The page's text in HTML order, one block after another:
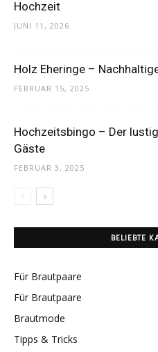
Hochzeit
JUNI 11, 2026
Holz Eheringe –
FEBRUAR 15, 2025
Hochzeitsbingo – Der
Gäste
FEBRUAR 3, 2025
BELIEBTE
Für Brautpaare
Für Brautpaare
Brautmode
Tipps & Tricks